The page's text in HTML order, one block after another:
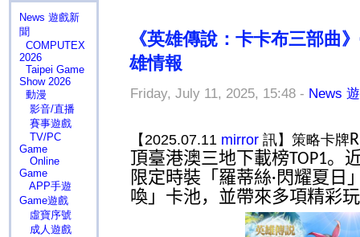
News 遊戲新
聞
COMPUTEX
2026
Taipei Game
Show 2026
動漫
影音/直播
賽事遊戲
TV/PC
Game
Online
Game
APP手遊
Game遊戲
虛寶序號
成人遊戲
《英雄傳說：卡卡布三部曲
雄情報
Friday, July 11, 2025, 15:48 - News
【2025.07.11 mirror 訊】策略卡牌
頂臺港澳三地下載榜TOP1。
限定時裝「羅蒂絲·閃耀夏日
喚」卡池，並帶來多項精彩